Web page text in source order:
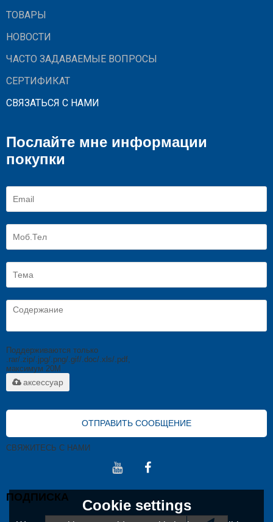
ТОВАРЫ
НОВОСТИ
ЧАСТО ЗАДАВАЕМЫЕ ВОПРОСЫ
СЕРТИФИКАТ
СВЯЗАТЬСЯ С НАМИ
Послайте мне информации
покупки
Поддерживаются только
.rar/.zip/.jpg/.png/.gif/.doc/.xls/.pdf,
максимум 20M
аксессуар
ОТПРАВИТЬ СООБЩЕНИЕ
СВЯЖИТЕСЬ С НАМИ
ПОДПИСКА Cookie settings